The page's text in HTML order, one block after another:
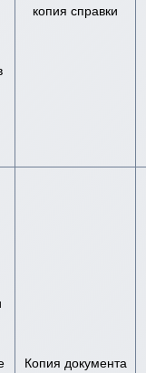
копия справки
Копия документа